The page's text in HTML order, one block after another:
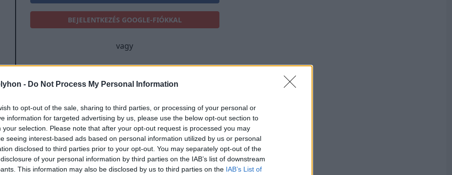
- Do Not Process My Personal Information
to opt-out of the sale, sharing to third parties, or processing of your personal or
information for targeted advertising by us, please use the below opt-out section to
your selection. Please note that after your opt-out request is processed you may
seeing interest-based ads based on personal information utilized by us or personal
disclosed to third parties prior to your opt-out. You may separately opt-out of the
of your personal information by third parties on the IAB’s list of downstream
This information may also be disclosed by us to third parties on the IAB’s List of
BEJELENTKEZÉS GOOGLE-FIÓKKAL
vagy
E-mail-cím
Jelszó
Elfelejtette a jelszavát?